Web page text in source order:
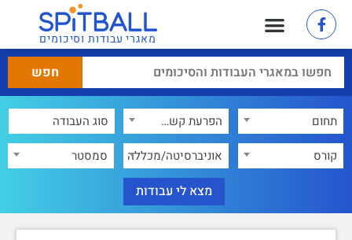
מאגרי עבודות וסיכומים
תחום
הפרעת קשב והיפראקטיביות
קורס
אוניברסיטה/מכללה סמסטר